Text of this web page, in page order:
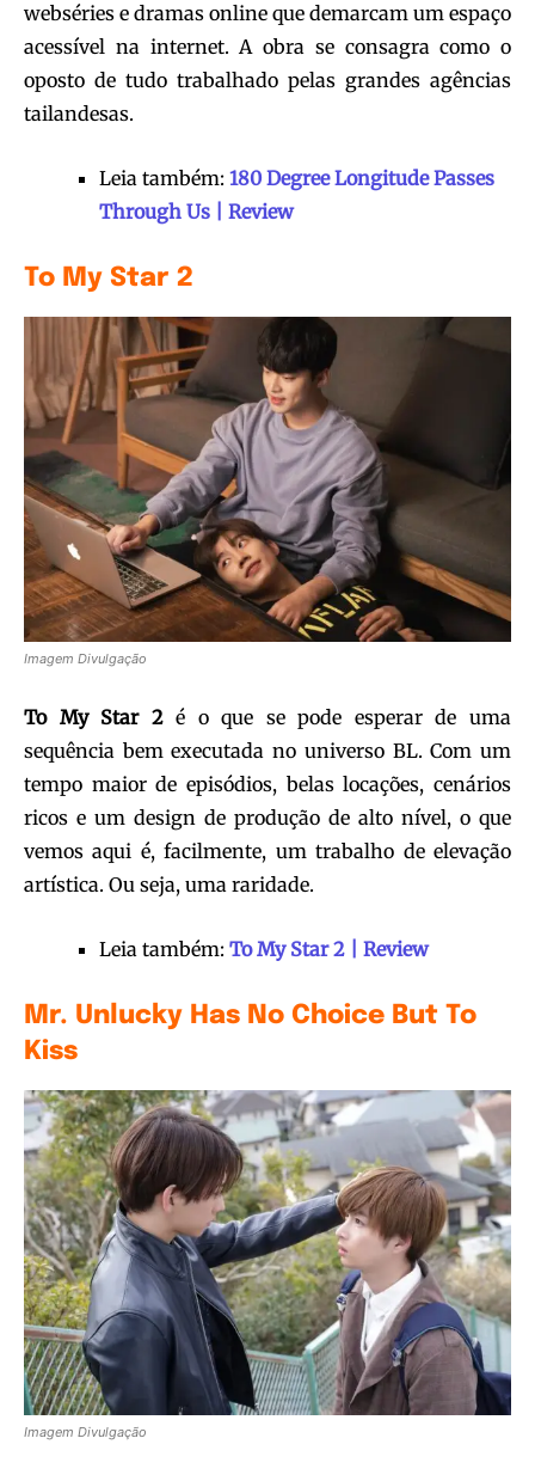
webséries e dramas online que demarcam um espaço
acessível na internet. A obra se consagra como o
oposto de tudo trabalhado pelas grandes agências
tailandesas.
Leia também: 180 Degree Longitude Passes
Through Us | Review
To My Star 2
Imagem Divulgação
To My Star 2é o que se pode esperar de uma
sequência bem executada no universo BL. Com um
tempo maior de episódios, belas locações, cenários
ricos e um design de produção de alto nível, o que
vemos aqui é, facilmente, um trabalho de elevação
artística. Ou seja, uma raridade.
Leia também: To My Star 2 | Review
Mr. Unlucky Has No Choice But To
Kiss
Imagem Divulgação